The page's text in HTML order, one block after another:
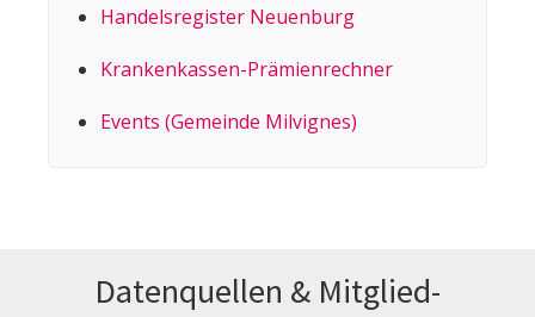
Handelsregister Neuenburg
Kranken­kassen-Prämien­rechner
Events (Gemeinde Milvignes)
Datenquellen & Mitglied­